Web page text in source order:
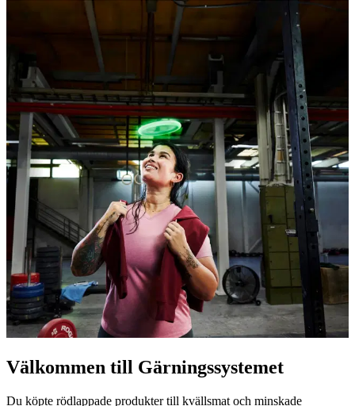
Välkommen till Gärningssystemet
Du köpte rödlappade produkter till kvällsmat och minskade